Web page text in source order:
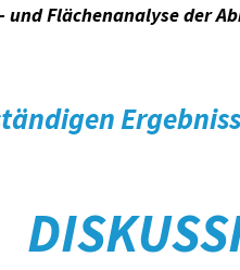
und Flächenanalyse der